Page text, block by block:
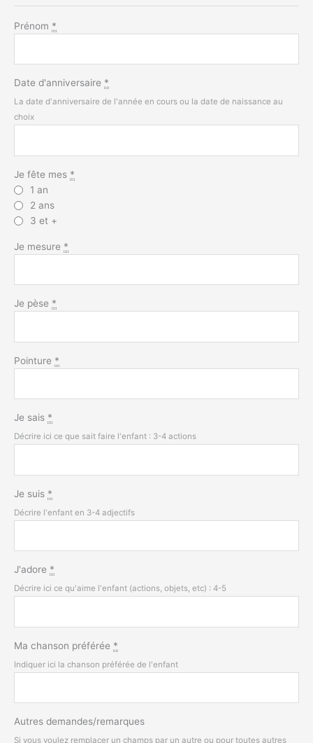
Prénom *
Date d'anniversaire *
La date d'anniversaire de l'année en cours ou la date de naissance au
choix
Je fête mes *
1 an
2 ans
3 et +
Je mesure *
Je pèse *
Pointure *
Je sais *
Décrire ici ce que sait faire l'enfant : 3-4 actions
Je suis *
Décrire l'enfant en 3-4 adjectifs
J'adore *
Décrire ici ce qu'aime l'enfant (actions, objets, etc) : 4-5
Ma chanson préférée *
Indiquer ici la chanson préférée de l'enfant
Autres demandes/remarques
Si vous voulez remplacer un champs par un autre ou pour toutes autres